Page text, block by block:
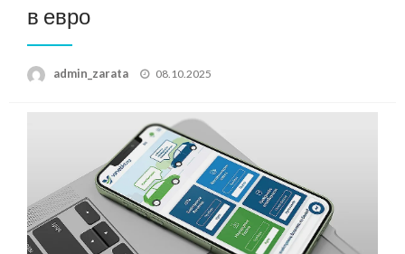
в евро
admin_zarata
Posted
08.10.2025